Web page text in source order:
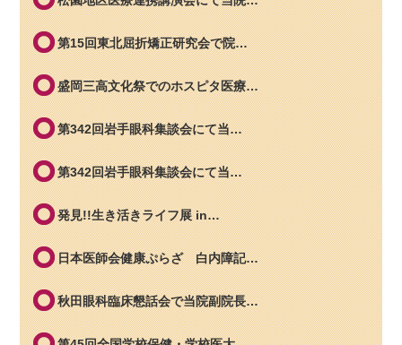
第15回東北屈折矯正研究会で院…
盛岡三高文化祭でのホスピタ医療…
第342回岩手眼科集談会にて当…
第342回岩手眼科集談会にて当…
発見!!生き活きライフ展 in…
日本医師会健康ぷらざ 白内障記…
秋田眼科臨床懇話会で当院副院長…